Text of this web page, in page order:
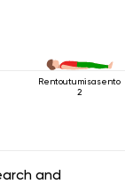
Rentoutumisasento
2
and